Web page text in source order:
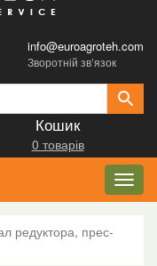
info@euroagroteh.com
Зворотній зв’язок
Кошик
0 товарів
редуктора, прес-